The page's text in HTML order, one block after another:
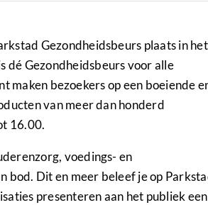
Gezondheidsbeurs plaats in het
dé Gezondheidsbeurs voor alle
maken bezoekers op een boeiende
van meer dan honderd
16.00.
voedings- en
bod. Dit en meer beleef je op
presenteren aan het publiek een